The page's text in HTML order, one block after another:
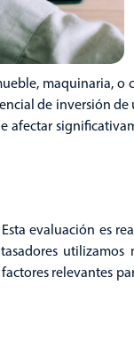
maquinaria, o
de inversión de
afectar
evaluación es
utilizamos
relevantes